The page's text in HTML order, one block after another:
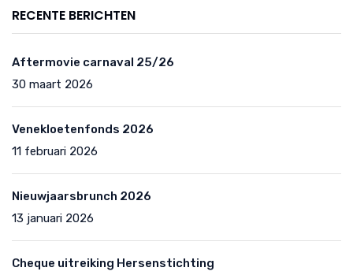
RECENTE BERICHTEN
Aftermovie carnaval 25/26
30 maart 2026
Venekloetenfonds 2026
11 februari 2026
Nieuwjaarsbrunch 2026
13 januari 2026
Cheque uitreiking Hersenstichting